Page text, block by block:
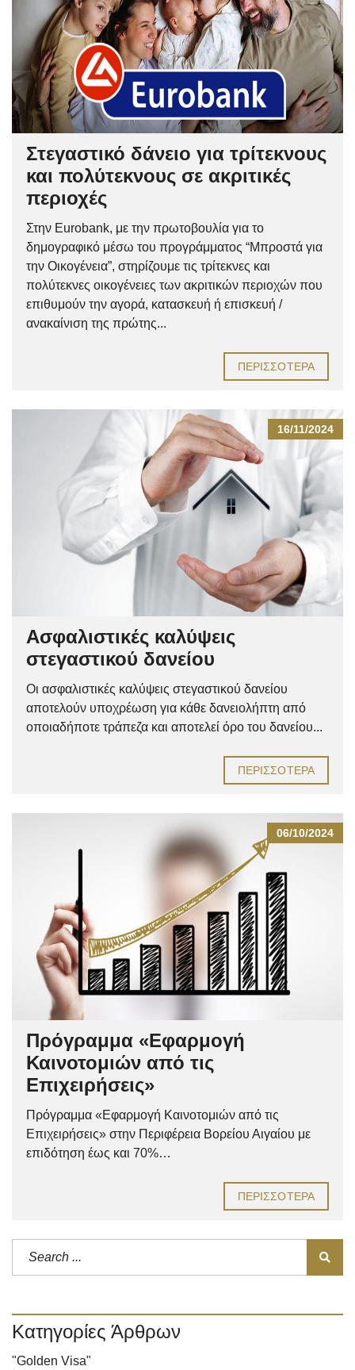
Στεγαστικό δάνειο για τρίτεκνους
και πολύτεκνους σε ακριτικές
περιοχές
Στην Eurobank, με την πρωτοβουλία για το
δημογραφικό μέσω του προγράμματος “Μπροστά για
την Οικογένεια”, στηρίζουμε τις τρίτεκνες και
πολύτεκνες οικογένειες των ακριτικών περιοχών που
επιθυμούν την αγορά, κατασκευή ή επισκευή /
ανακαίνιση της πρώτης...
ΠΕΡΙΣΣΌΤΕΡΑ
16/11/2024
Ασφαλιστικές καλύψεις
στεγαστικού δανείου
Οι ασφαλιστικές καλύψεις στεγαστικού δανείου
αποτελούν υποχρέωση για κάθε δανειολήπτη από
οποιαδήποτε τράπεζα και αποτελεί όρο του δανείου...
ΠΕΡΙΣΣΌΤΕΡΑ
06/10/2024
Πρόγραμμα «Εφαρμογή
Καινοτομιών από τις
Επιχειρήσεις»
Πρόγραμμα «Εφαρμογή Καινοτομιών από τις
Επιχειρήσεις» στην Περιφέρεια Βορείου Αιγαίου με
επιδότηση έως και 70%…
ΠΕΡΙΣΣΌΤΕΡΑ
Κατηγορίες Άρθρων
"Golden Visa"